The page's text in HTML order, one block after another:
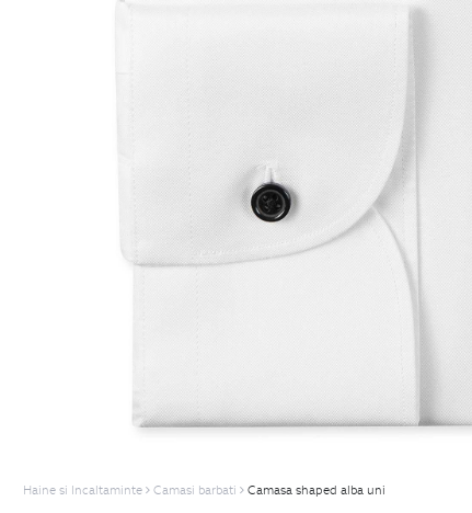
Haine si Incaltaminte Camasi barbati Camasa shaped alba uni